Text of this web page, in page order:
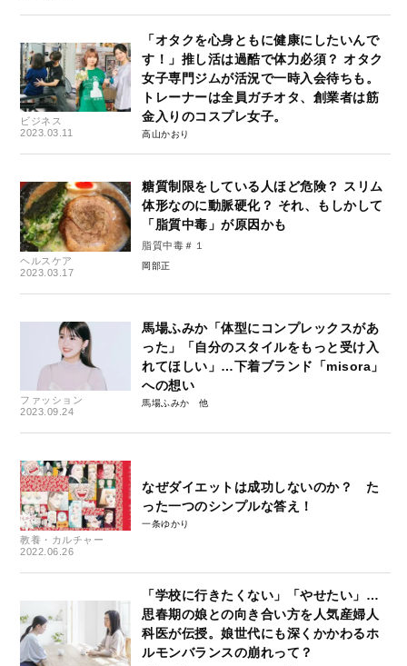
ビジネス
2023.03.11
「オタクを心身ともに健康にしたいんで
す！」推し活は過酷で体力必須？ オタク
女子専門ジムが活況で一時入会待ちも。
トレーナーは全員ガチオタ、創業者は筋
金入りのコスプレ女子。
高山かおり
ヘルスケア
2023.03.17
糖質制限をしている人ほど危険？ スリム
体形なのに動脈硬化？ それ、もしかして
「脂質中毒」が原因かも
脂質中毒＃１
岡部正
ファッション
2023.09.24
馬場ふみか「体型にコンプレックスがあ
った」「自分のスタイルをもっと受け入
れてほしい」…下着ブランド「misora」
への想い
馬場ふみか
教養・カルチャー
2022.06.26
なぜダイエットは成功しないのか？ た
った一つのシンプルな答え！
一条ゆかり
「学校に行きたくない」「やせたい」…
思春期の娘との向き合い方を人気産婦人
科医が伝授。娘世代にも深くかかわるホ
ルモンバランスの崩れって？